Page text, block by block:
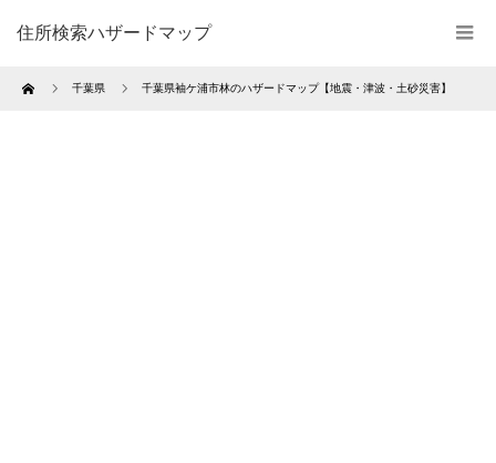
住所検索ハザードマップ
Home 千葉県 千葉県袖ケ浦市林のハザードマップ【地震・津波・土砂災害】